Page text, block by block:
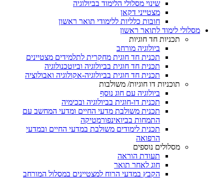
שינוי מסלולי הלימוד בביולוגיה
מצטייני דקאן
חובות כלליות ללימודי תואר ראשון
מסלולי לימוד לתואר ראשון
תכניות חד חוגיות
ביולוגיה מורחב
תכנית חד חוגית מחקרית לתלמידים מצטיינים
תכנית חד חוגית בביולוגיה וביוטכנולוגיה
תכנית חד חוגית בביולוגיה-אקולוגיה ואבולוציה
תוכניות דו חוגיות/ משולבות
ביולוגיה עם חוג נוסף
תכנית דו-חוגית בביולוגיה ובכימיה
תכנית משולבת מדעי החיים ומדעי המחשב עם
התמחות בביואינפורמטיקה
תכנית לימודים משולבת במדעי החיים ובמדעי
הרפואה
מסלולים נוספים
תעודת הוראה
חוג לאחר תואר
הקבץ במדעי הרוח למצטיינים במסלול המורחב